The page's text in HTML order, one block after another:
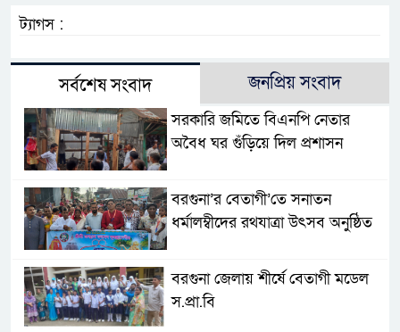
ট্যাগস :
সর্বশেষ সংবাদ জনপ্রিয় সংবাদ
সরকারি জমিতে বিএনপি নেতার
অবৈধ ঘর গুঁড়িয়ে দিল প্রশাসন
বরগুনা’র বেতাগী’তে সনাতন
ধর্মালম্বীদের রথযাত্রা উৎসব অনুষ্ঠিত
বরগুনা জেলায় শীর্ষে বেতাগী মডেল
স.প্রা.বি